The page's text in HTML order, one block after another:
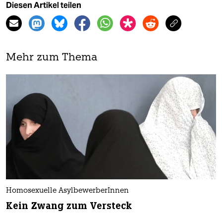
Diesen Artikel teilen
Mehr zum Thema
Homosexuelle AsylbewerberInnen
Kein Zwang zum Versteck